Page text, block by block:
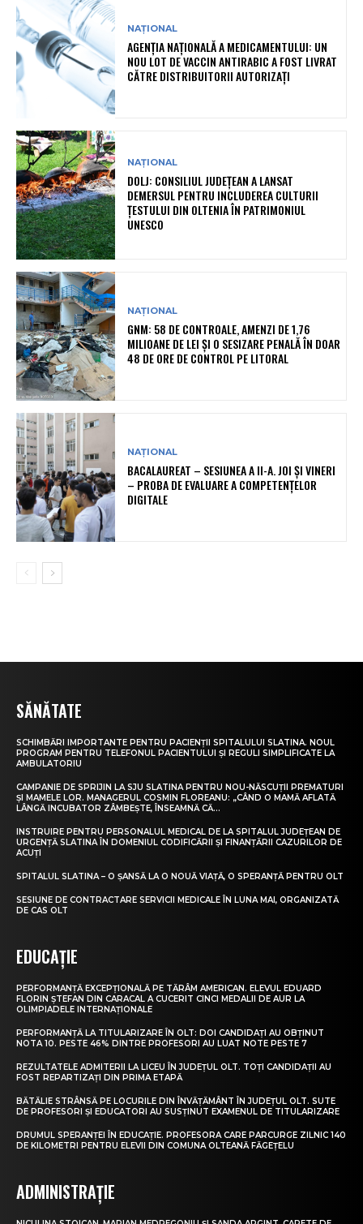
NAȚIONAL
AGENȚIA NAȚIONALĂ A MEDICAMENTULUI: UN
NOU LOT DE VACCIN ANTIRABIC A FOST LIVRAT
CĂTRE DISTRIBUITORII AUTORIZAȚI
NAȚIONAL
DOLJ: CONSILIUL JUDEȚEAN A LANSAT
DEMERSUL PENTRU INCLUDEREA CULTURII
ȚESTULUI DIN OLTENIA ÎN PATRIMONIUL
UNESCO
NAȚIONAL
GNM: 58 DE CONTROALE, AMENZI DE 1,76
MILIOANE DE LEI ȘI O SESIZARE PENALĂ ÎN DOAR
48 DE ORE DE CONTROL PE LITORAL
NAȚIONAL
BACALAUREAT – SESIUNEA A II-A. JOI ȘI VINERI
– PROBA DE EVALUARE A COMPETENȚELOR
DIGITALE
SĂNĂTATE
SCHIMBĂRI IMPORTANTE PENTRU PACIENȚII SPITALULUI SLATINA. NOUL
PROGRAM PENTRU TELEFONUL PACIENTULUI ȘI REGULI SIMPLIFICATE LA
AMBULATORIU
CAMPANIE DE SPRIJIN LA SJU SLATINA PENTRU NOU-NĂSCUȚII PREMATURI
ȘI MAMELE LOR. MANAGERUL COSMIN FLOREANU: „CÂND O MAMĂ AFLATĂ
LÂNGĂ INCUBATOR ZÂMBEȘTE, ÎNSEAMNĂ CĂ...
INSTRUIRE PENTRU PERSONALUL MEDICAL DE LA SPITALUL JUDEȚEAN DE
URGENȚĂ SLATINA ÎN DOMENIUL CODIFICĂRII ȘI FINANȚĂRII CAZURILOR DE
ACUȚI
SPITALUL SLATINA – O ȘANSĂ LA O NOUĂ VIAȚĂ, O SPERANȚĂ PENTRU OLT
SESIUNE DE CONTRACTARE SERVICII MEDICALE ÎN LUNA MAI, ORGANIZATĂ
DE CAS OLT
EDUCAȚIE
PERFORMANȚĂ EXCEPȚIONALĂ PE TĂRÂM AMERICAN. ELEVUL EDUARD
FLORIN ȘTEFAN DIN CARACAL A CUCERIT CINCI MEDALII DE AUR LA
OLIMPIADELE INTERNAȚIONALE
PERFORMANȚĂ LA TITULARIZARE ÎN OLT: DOI CANDIDAȚI AU OBȚINUT
NOTA 10. PESTE 46% DINTRE PROFESORI AU LUAT NOTE PESTE 7
REZULTATELE ADMITERII LA LICEU ÎN JUDEȚUL OLT. TOȚI CANDIDAȚII AU
FOST REPARTIZAȚI DIN PRIMA ETAPĂ
BĂTĂLIE STRÂNSĂ PE LOCURILE DIN ÎNVĂȚĂMÂNT ÎN JUDEȚUL OLT. SUTE
DE PROFESORI ȘI EDUCATORI AU SUSȚINUT EXAMENUL DE TITULARIZARE
DRUMUL SPERANȚEI ÎN EDUCAȚIE. PROFESORA CARE PARCURGE ZILNIC 140
DE KILOMETRI PENTRU ELEVII DIN COMUNA OLTEANĂ FĂGEȚELU
ADMINISTRAȚIE